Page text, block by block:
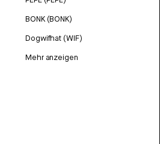
BONK (BONK)
Dogwifhat (WIF)
Mehr anzeigen